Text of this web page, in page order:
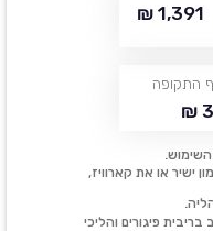
1,391 ₪
התקופה
ישיר או את קארוויז,
פיגורים והליכי